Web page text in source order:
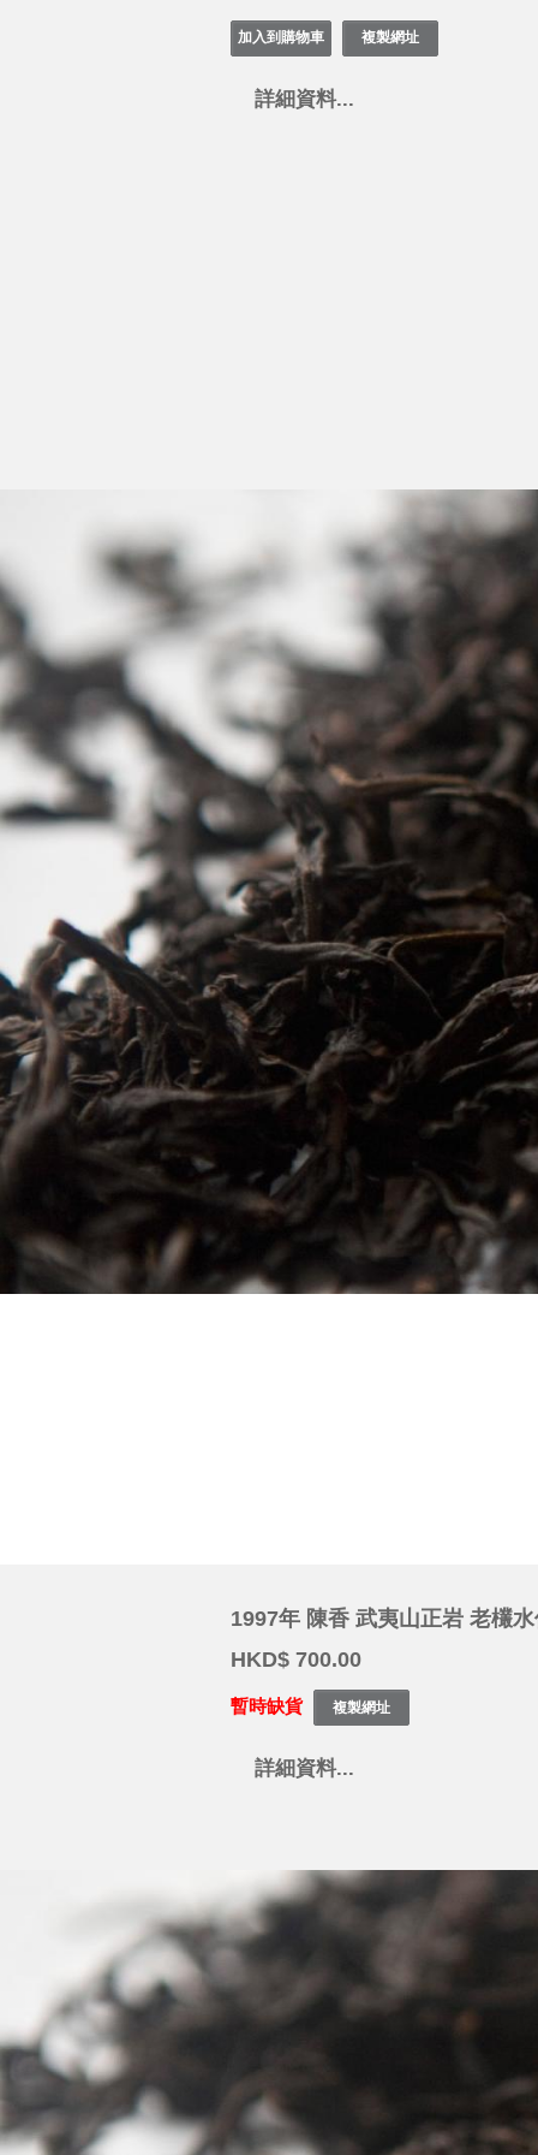
詳細資料...
1997年 陳香 武夷山正岩 老欉
HKD$ 700.00
暫時缺貨
詳細資料...